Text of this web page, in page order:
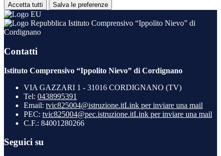
Accetta tutti Salva le preferenze
Istituto Comprensivo “Ippolito Nievo” di
Cordignano
Contatti
Istituto Comprensivo “Ippolito Nievo” di Cordignano
VIA GAZZARI 1 - 31016 CORDIGNANO (TV)
Tel: 0438995391
Email: tvic825004@istruzione.itLink per inviare una mail
PEC: tvic825004@pec.istruzione.itLink per inviare una mail
C.F.: 84001280266
Seguici su